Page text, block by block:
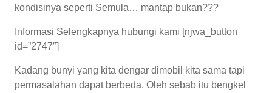
kondisinya seperti Semula… mantap bukan???
Informasi Selengkapnya hubungi kami [njwa_button
id=”2747″]
Kadang bunyi yang kita dengar dimobil kita sama tapi
permasalahan dapat berbeda. Oleh sebab itu bengkel